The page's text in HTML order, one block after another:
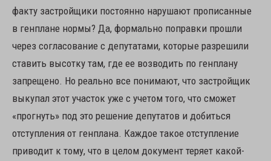
факту застройщики постоянно нарушают прописанные
в генплане нормы? Да, формально поправки прошли
через согласование с депутатами, которые разрешили
ставить высотку там, где ее возводить по генплану
запрещено. Но реально все понимают, что застройщик
выкупал этот участок уже с учетом того, что сможет
«прогнуть» под это решение депутатов и добиться
отступления от генплана. Каждое такое отступление
приводит к тому, что в целом документ теряет какой-